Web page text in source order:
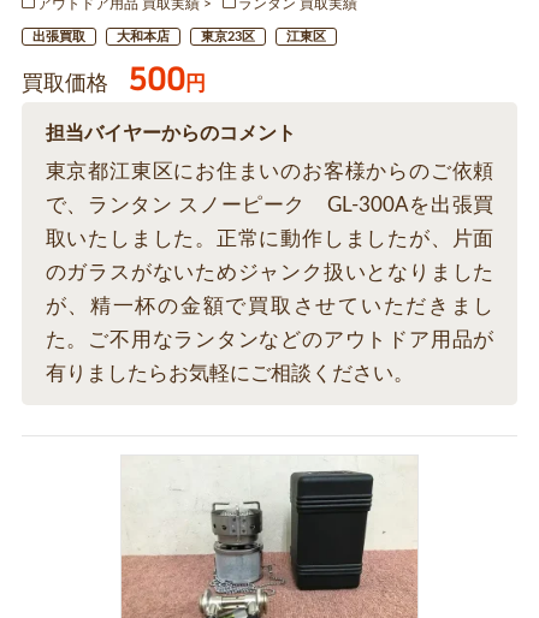
アウトドア用品 買取実績 ランタン 買取実績
出張買取 大和本店 東京23区 江東区
買取価格 500円
担当バイヤーからのコメント
東京都江東区にお住まいのお客様からのご依頼
で、ランタン スノーピーク GL-300Aを出張買
取いたしました。正常に動作しましたが、片面
のガラスがないためジャンク扱いとなりました
が、精一杯の金額で買取させていただきまし
た。ご不用なランタンなどのアウトドア用品が
有りましたらお気軽にご相談ください。